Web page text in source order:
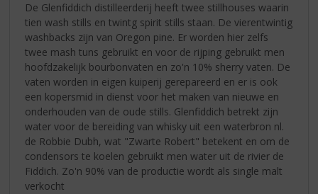
De Glenfiddich distilleerderij heeft twee stillhouses waarin
tien wash stills en twintg spirit stills staan. De vierentwintig
washbacks zijn van Oregon pine. Er worden hier zelfs
twee mash tuns gebruikt en voor de rijping gebruikt men
hoofdzakelijk bourbonvaten en zo'n 10% sherry vaten. De
vaten worden in eigen kuiperij gerepareerd en er is ook
een kopersmid in dienst voor het maken van nieuwe en
onderhouden van de oude stills. Glenfiddich betrekt zijn
water voor de bereiding van whisky uit een waterbron nl.
de Robbie Dubh, wat "Zwarte Robert" betekent en om de
condensors te koelen gebruikt men water uit de rivier de
Fiddich. Zo'n 90% van de productie wordt als single malt
verkocht